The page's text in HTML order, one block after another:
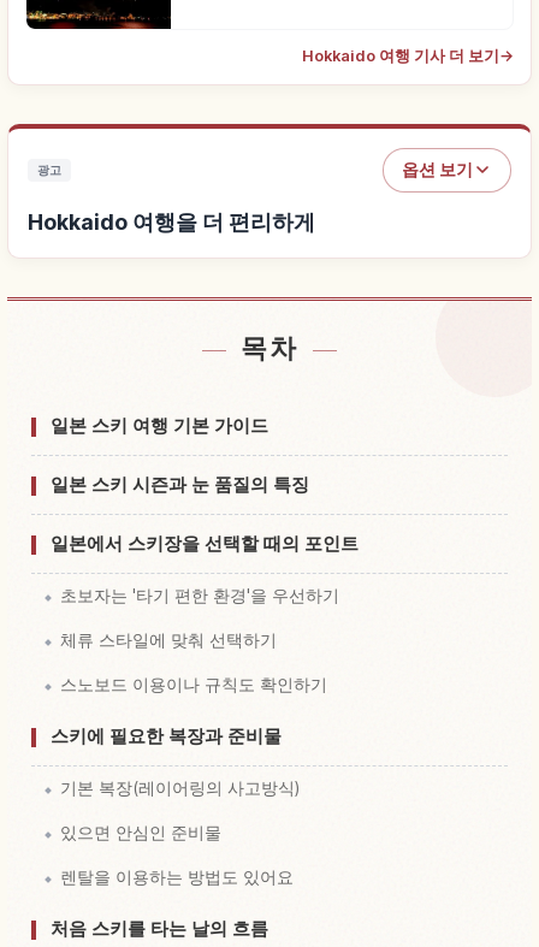
Hokkaido 여행 기사 더 보기 →
광고 옵션 보기
Hokkaido 여행을 더 편리하게
Hokkaido 근처 숙소 찾기
Hokkaido 체험 찾기
목차
일본 스키 여행 기본 가이드
일본 스키 시즌과 눈 품질의 특징
일본에서 스키장을 선택할 때의 포인트
초보자는 '타기 편한 환경'을 우선하기
체류 스타일에 맞춰 선택하기
스노보드 이용이나 규칙도 확인하기
스키에 필요한 복장과 준비물
기본 복장(레이어링의 사고방식)
있으면 안심인 준비물
렌탈을 이용하는 방법도 있어요
처음 스키를 타는 날의 흐름